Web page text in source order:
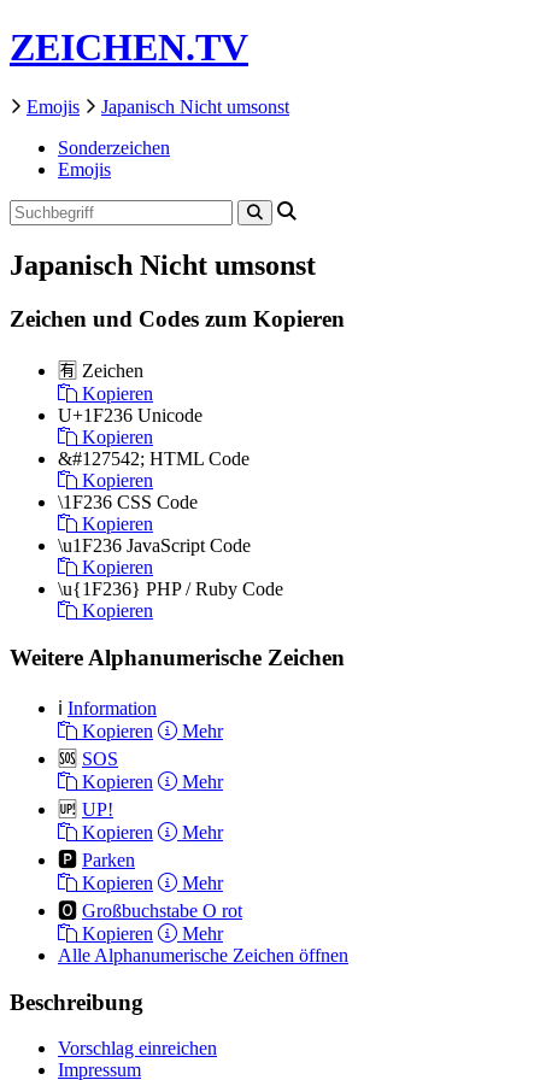
ZEICHEN.TV
Emojis
Japanisch Nicht umsonst
Sonderzeichen
Emojis
Japanisch Nicht umsonst
Zeichen und Codes zum Kopieren
🈶 Zeichen
Kopieren
U+1F236 Unicode
Kopieren
&#127542; HTML Code
Kopieren
\1F236 CSS Code
Kopieren
\u1F236 JavaScript Code
Kopieren
\u{1F236} PHP / Ruby Code
Kopieren
Weitere Alphanumerische Zeichen
ℹ️ Information
Kopieren
Mehr
🆘 SOS
Kopieren
Mehr
🆙 UP!
Kopieren
Mehr
🅿️ Parken
Kopieren
Mehr
🅾️ Großbuchstabe O rot
Kopieren
Mehr
Alle Alphanumerische Zeichen öffnen
Beschreibung
Vorschlag einreichen
Impressum